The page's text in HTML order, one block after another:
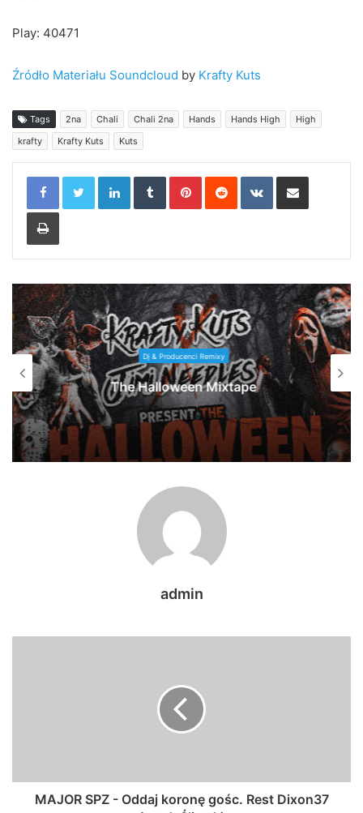
Play: 40471
Źródło Materiału Soundcloud by Krafty Kuts
Tags 2na Chali Chali 2na Hands Hands High
High
krafty
Krafty Kuts Kuts
LinkedInTumblrPinterestReddit VKontakteShare via Email
Print
Dj & Producenci Remixy
The Halloween Mixtape
admin
MAJOR SPZ - Oddaj koronę gośc. Rest Dixon37